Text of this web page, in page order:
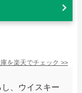
を楽天でチェック >>
、ウイスキー